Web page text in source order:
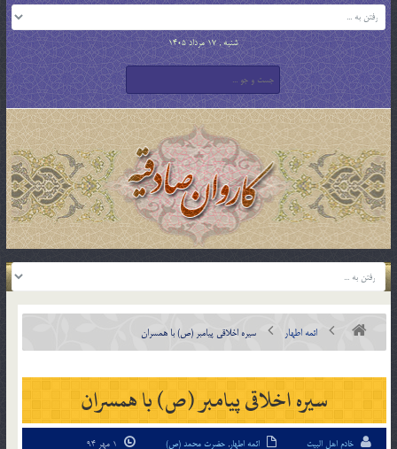
شنبه , 17 مرداد 1405
ائمه اطهار سیره اخلاقی پیامبر (ص) با همسران
سیره اخلاقی پیامبر (ص) با همسران
خادم اهل البیت ائمه اطهار, حضرت محمد (ص)